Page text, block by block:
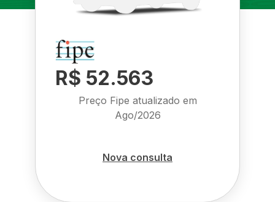
R$ 52.563
Preço Fipe atualizado em
Ago/2026
Nova consulta